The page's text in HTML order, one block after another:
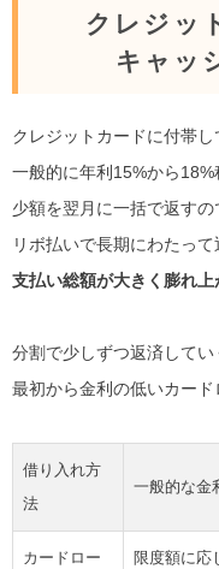
クレジッ
キャッ
クレジットカードに付帯し
一般的に年利15%から18%
少額を翌月に一括で返すの
リボ払いで長期にわたって
支払い総額が大きく膨れ上
分割で少しずつ返済してい
最初から金利の低いカード
借り入れ方
法
一般的な金
カードロー
限度額に応